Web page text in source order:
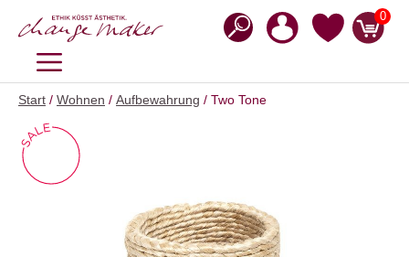
Inhalt
0
MENÜ
Start / Wohnen / Aufbewahrung / Two Tone